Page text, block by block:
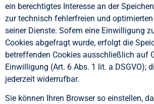
ein berechtigtes Interesse an der
zur technisch fehlerfreien und
seiner Dienste. Sofern eine Einwilligung
Cookies abgefragt wurde, erfolgt die
betreffenden Cookies ausschließlich auf
Einwilligung (Art. 6 Abs. 1 lit. a DSGVO);
jederzeit widerrufbar.
Sie können Ihren Browser so einstellen,